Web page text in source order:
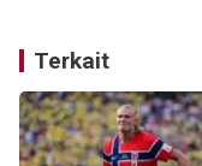
Terkait